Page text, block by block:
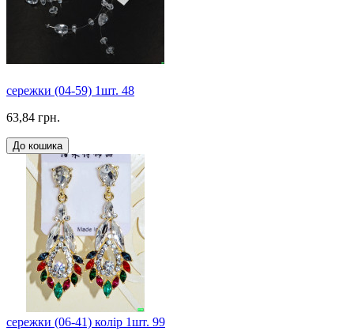
сережки (04-59) 1шт. 48
63,84 грн.
До кошика
сережки (06-41) колір 1шт. 99